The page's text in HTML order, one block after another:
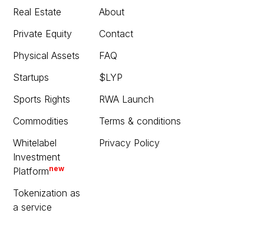
Real Estate
Private Equity
Physical Assets
Startups
Sports Rights
Commodities
Whitelabel
Investment
Platformnew
Tokenization as
a service
About
Contact
FAQ
$LYP
RWA Launch
Terms & conditions
Privacy Policy